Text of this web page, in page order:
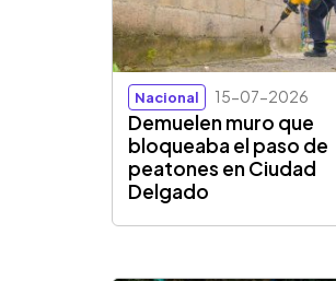
Nacional 15-07-2026
Demuelen muro que
bloqueaba el paso de
peatones en Ciudad
Delgado